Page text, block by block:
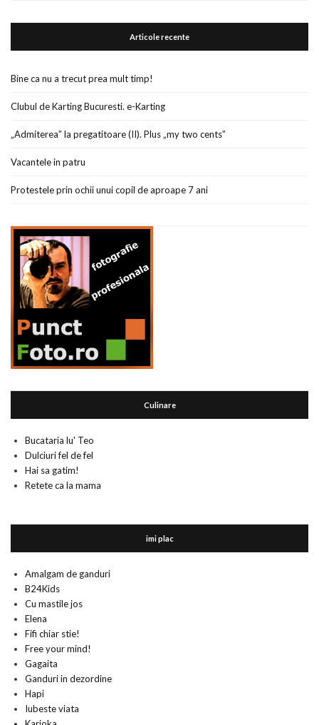
Articole recente
Bine ca nu a trecut prea mult timp!
Clubul de Karting Bucuresti. e-Karting
„Admiterea” la pregatitoare (II). Plus „my two cents”
Vacantele in patru
Protestele prin ochii unui copil de aproape 7 ani
Culinare
Bucataria lu' Teo
Dulciuri fel de fel
Hai sa gatim!
Retete ca la mama
imi plac
Amalgam de ganduri
B24Kids
Cu mastile jos
Elena
Fifi chiar stie!
Free your mind!
Gagaita
Ganduri in dezordine
Hapi
Iubeste viata